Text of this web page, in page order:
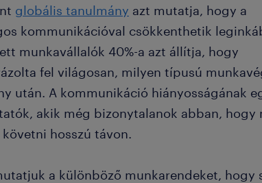
globális tanulmány azt mutatja, hogy a
kommunikációval csökkenthetik
munkavállalók 40%-a azt állítja, hogy
fel világosan, milyen típusú
után. A kommunikáció hiányosságának
akik még bizonytalanok abban, hogy
hosszú távon.
a különböző munkarendeket, hogy